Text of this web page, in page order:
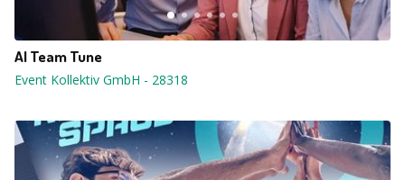
AI Team Tune
Event Kollektiv GmbH - 28318